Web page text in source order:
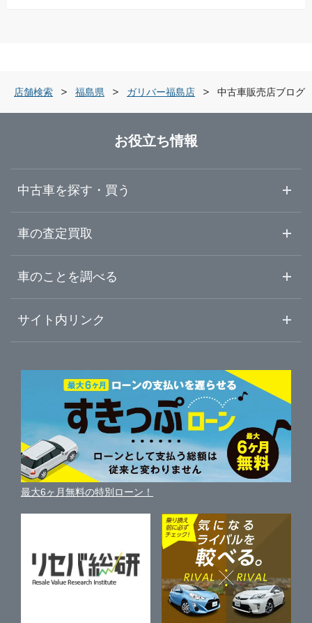
ガリバー会津店
ガリバーアウトレット会津若松店
ガリバー安積店
ガリバーミニクル安積店
LIBERALA リベラーラ郡山
Brat郡山SUV店
Brat開成ハイエース店
ガリバーいわき小名浜店
ガリバーいわき鹿島店
須賀川市
本宮市
福島・伊達・二本松
郡山・須賀川・県中
白河・県南
会津・喜多方・猪苗代
山形県
福島県
店舗検索 福島県 ガリバー福島店 中古車販売店ブログ
お役立ち情報
中古車を探す・買う
中古車情報・中古車検索
初めての中古車購入ガイド
中古車人気ランキング
自動車ローンを調べる
ガリバーの自動車ローン
車買い替えの基礎知識
近くのお店で車を探す
車の査定買取
車査定・車買取ならガリバー
ガリバーの査定が選ばれる理由
車を売る時よくある質問
便利な査定サービス
中古車買取相場（毎月更新）
車の個人売買ガイド
車のことを調べる
車初心者まとめ
新車・中古車カタログ
車の燃費を調べる
車種別クチコミ
車比較サイト
サイト内リンク
サイトマップ
サイトの使用条件
利用規約
保険代理店業務に関する基本方針
古物営業法に基づく表示
最大6ヶ月無料の特別ローン！